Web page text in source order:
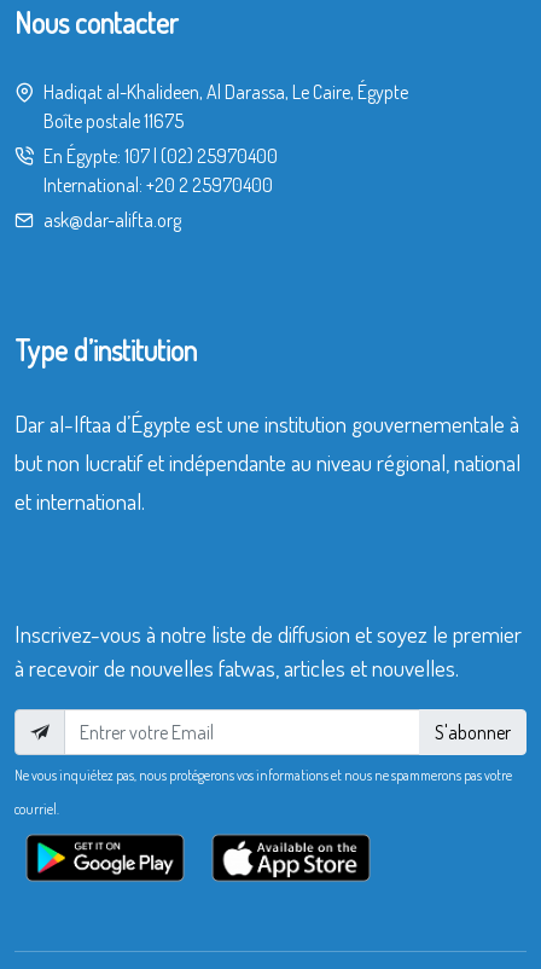
Nous contacter
Hadiqat al-Khalideen, Al Darassa, Le Caire, Égypte
Boîte postale 11675
En Égypte: 107| (02) 25970400
International: +20 2 25970400
ask@dar-alifta.org
Type d’institution
Dar al-Iftaa d’Égypte est une institution gouvernementale à
but non lucratif et indépendante au niveau régional, national
et international.
Inscrivez-vous à notre liste de diffusion et soyez le premier
à recevoir de nouvelles fatwas, articles et nouvelles.
S'abonner
Ne vous inquiétez pas, nous protégerons vos informations et nous ne spammerons pas votre
courriel.